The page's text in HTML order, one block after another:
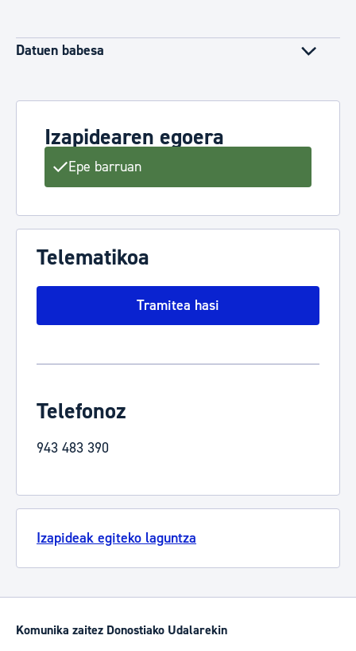
Datuen babesa
Izapidearen egoera
Epe barruan
Telematikoa
Tramitea hasi
Telefonoz
943 483 390
Izapideak egiteko laguntza
Komunika zaitez Donostiako Udalarekin